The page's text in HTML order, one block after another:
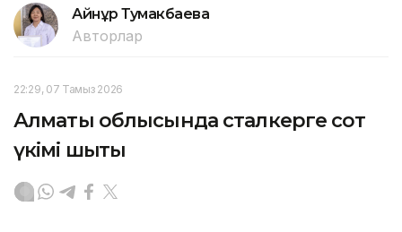
Айнұр Тумакбаева
Авторлар
22:29, 07 Тамыз 2026
Алматы облысында сталкерге сот
үкімі шықты